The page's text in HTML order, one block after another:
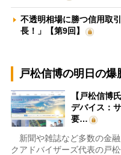
不透明相場に勝つ信用取
長！」【第9回】
戸松信博の明日の爆
【戸松信博
デバイス：
要…
新聞や雑誌など多数の金
クアドバイザーズ代表の戸